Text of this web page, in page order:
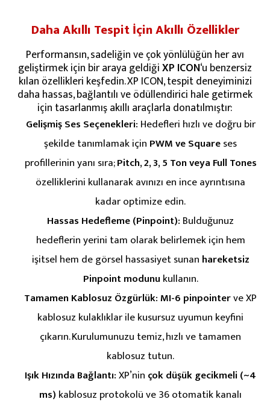
Daha Akıllı Tespit İçin Akıllı Özellikler
Performansın, sadeliğin ve çok yönlülüğün her avı
geliştirmek için bir araya geldiğiXP ICON‘u benzersiz
kılan özellikleri keşfedin. XP ICON, tespit deneyiminizi
daha hassas, bağlantılı ve ödüllendirici hale getirmek
için tasarlanmış akıllı araçlarla donatılmıştır:
Gelişmiş Ses Seçenekleri: Hedefleri hızlı ve doğru bir
şekilde tanımlamak için PWM ve Squareses
profillerinin yanı sıra;Pitch, 2, 3, 5 Ton veya Full Tones
özelliklerini kullanarak avınızı en ince ayrıntısına
kadar optimize edin.
Hassas Hedefleme (Pinpoint): Bulduğunuz
hedeflerin yerini tam olarak belirlemek için hem
işitsel hem de görsel hassasiyet sunan hareketsiz
Pinpoint modunu kullanın.
Tamamen Kablosuz Özgürlük:MI-6 pinpointerve XP
kablosuz kulaklıklar ile kusursuz uyumun keyfini
çıkarın. Kurulumunuzu temiz, hızlı ve tamamen
kablosuz tutun.
Işık Hızında Bağlantı:XP’nin çok düşük gecikmeli (~4
ms) kablosuz protokolü ve 36 otomatik kanalı